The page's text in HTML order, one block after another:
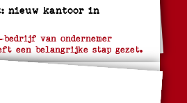
nieuw kantoor in
van ondernemer
een belangrijke stap gezet.